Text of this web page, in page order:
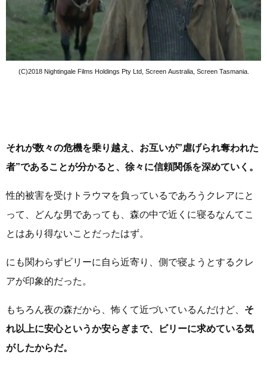
(C)2018 Nightingale Films Holdings Pty Ltd, Screen Australia, Screen Tasmania.
それが数々の危機を乗り越え、お互いが”虐げられ奪われた
者”であることが分かると、徐々に信頼関係を深めていく。
性的被害を受けトラウマを負っているであろうクレアにと
って、どんな男であっても、森の中で近くに寝るなんてこ
とはあり得ないことだったはず。
にも関わらずビリーに自ら近寄り、側で寝ようとするクレ
アが印象的だった。
もちろん夜の森だから、怖くて近づいているんだけど、 そ
れ以上に安心というか安らぎまで、ビリーに求めている気
がしたからだ。